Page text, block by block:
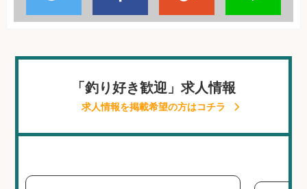
「釣り好き歓迎」求人情報
求人情報を掲載希望の方はコチラ